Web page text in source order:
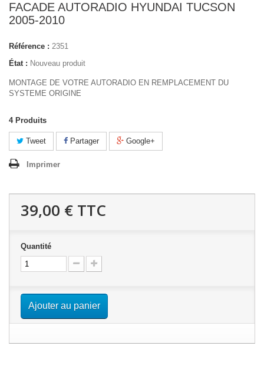
FACADE AUTORADIO HYUNDAI TUCSON
2005-2010
Référence : 2351
État : Nouveau produit
MONTAGE DE VOTRE AUTORADIO EN REMPLACEMENT DU
SYSTEME ORIGINE
4 Produits
Tweet Partager Google+
Imprimer
39,00 € TTC
Quantité
Ajouter au panier